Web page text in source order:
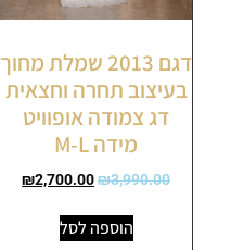
דגם 2013 שמלת מחוך
בעיצוב תחרה וחצאית
דג צמודה אופוויט
מידה M-L
₪3,990.00
₪2,700.00
הוספה לסל